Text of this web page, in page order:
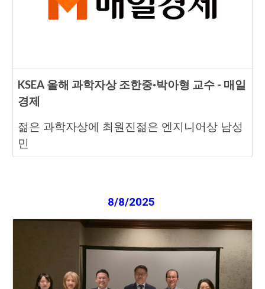
KSEA 올해 과학자상 조한중·박아형 교수 - 매일
경제
젊은 과학자상에 최원진젊은 엔지니어상 남성
민
8/8/2025